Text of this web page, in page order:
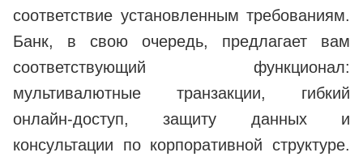
соответствие установленным требованиям.
Банк, в свою очередь, предлагает вам
соответствующий функционал:
мультивалютные транзакции, гибкий
онлайн-доступ, защиту данных и
консультации по корпоративной структуре.